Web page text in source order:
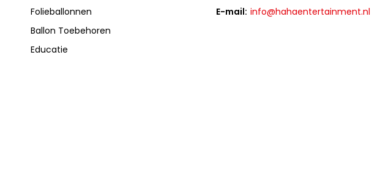
Folieballonnen
Ballon Toebehoren
Educatie
E-mail: info@hahaentertainment.nl